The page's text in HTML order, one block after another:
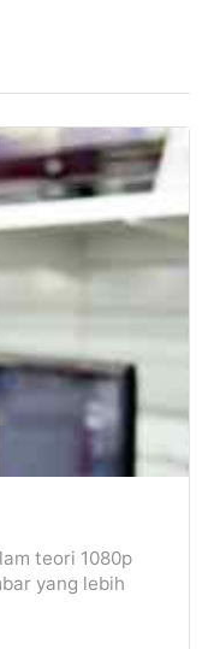
teori 1080p
yang lebih